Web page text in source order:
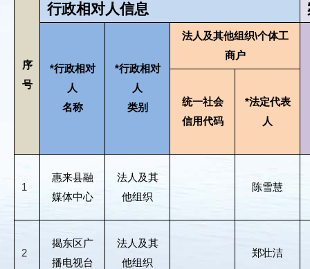
序
号
行政相对人信息
*行政相对
人
名称
*行政相对
人
类别
法人及其他组织\个体工
商户
统一社会
信用代码
*法定代表
人
1
惠来县融
媒体中心
法人及其
他组织
陈雪慧
2
揭东区广
播电视台
法人及其
他组织
郑壮洁